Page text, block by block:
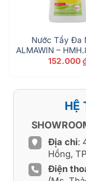
Nước Tẩy Đa
ALMAWIN –
152.000
HỆ
Địa chỉ:
Hồng,
Điện